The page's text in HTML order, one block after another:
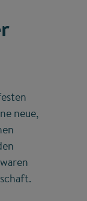
neue,